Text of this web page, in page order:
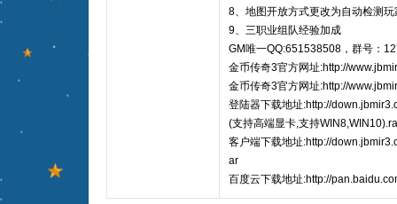
8、地图开放方式更改为自动检测
9、三职业组队经验加成
GM唯一QQ:651538508，群号：
金币传奇3官方网址:http://
金币传奇3官方网址:http://
登陆器下载地址:http://
(支持高端显卡,支持
客户端下载地址:http://
ar
百度云下载地址:http://